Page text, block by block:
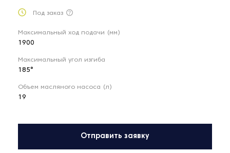
Под заказ
Максимальный ход подачи (мм)
1900
Максимальный угол изгиба
185°
Объем масляного насоса (л)
19
Отправить заявку